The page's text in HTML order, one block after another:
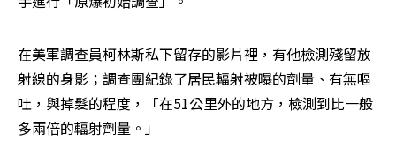
在美軍調查員柯林斯私下留存的影片裡，有他檢測殘留放
射線的身影；調查團紀錄了居民輻射被曝的劑量、有無嘔
吐，與掉髮的程度，「在51公里外的地方，檢測到比一般
多兩倍的輻射劑量。」